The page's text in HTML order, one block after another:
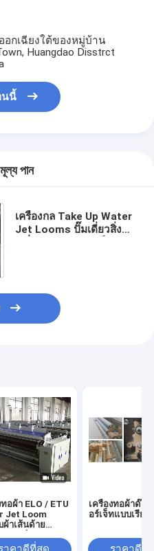
อกเฉียงใต้ของหมู่บ้าน
Huangdao Disstrct
นนี้
পান
เครื่องกล Take Up Water
Jet Looms ปั๊มเดี่ยวสิ่งทอ
ทอผ้า ELO / ETU
Jet Loom
ผ้าเส้นด้าย
เครื่องทอผ้าด๊อบ
อร์เจ็ทแบบเรีย